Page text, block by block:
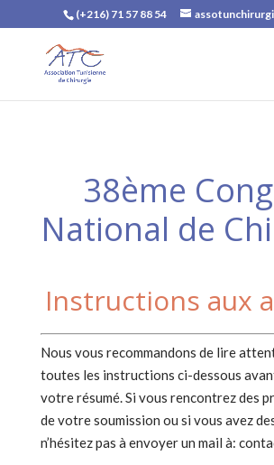
(+216) 71 57 88 54
38ème
National de
Instructions aux
Nous vous recommandons de lire
toutes les instructions ci-dessous
votre résumé. Si vous rencontrez des
de votre soumission ou si vous avez
n’hésitez pas à envoyer un mail à: